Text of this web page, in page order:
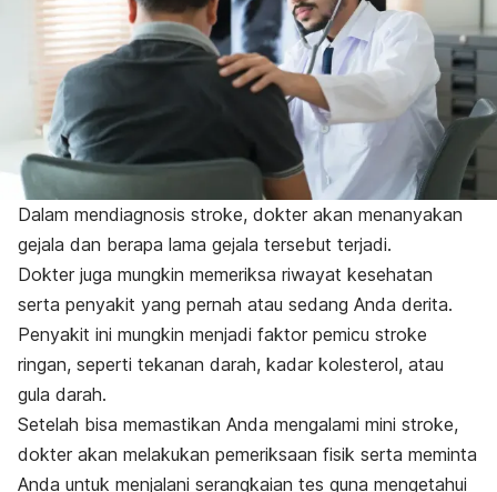
Dalam mendiagnosis stroke, dokter akan menanyakan
gejala dan berapa lama gejala tersebut terjadi.
Dokter juga mungkin memeriksa riwayat kesehatan
serta penyakit yang pernah atau sedang Anda derita.
Penyakit ini mungkin menjadi faktor pemicu stroke
ringan, seperti tekanan darah, kadar kolesterol, atau
gula darah.
Setelah bisa memastikan Anda mengalami mini stroke,
dokter akan melakukan pemeriksaan fisik serta meminta
Anda untuk menjalani serangkaian tes guna mengetahui